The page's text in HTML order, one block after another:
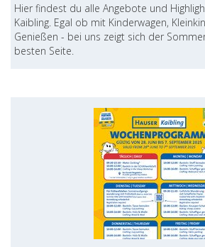
Hier findest du alle Angebote und
Kaibling. Egal ob mit Kinderwagen,
Genießen - bei uns zeigt sich der
besten Seite.